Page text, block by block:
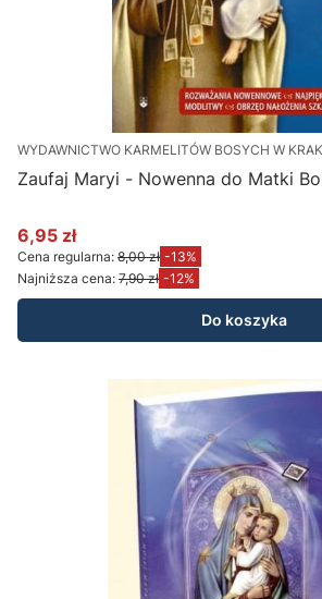
WYDAWNICTWO KARMELITÓW BOSYCH W
Zaufaj Maryi - Nowenna do Matki
Cena promocyjna
6,95 zł
Cena regularna: 8,00 zł -13%
Najniższa cena: 7,90 zł -12%
Do koszyka